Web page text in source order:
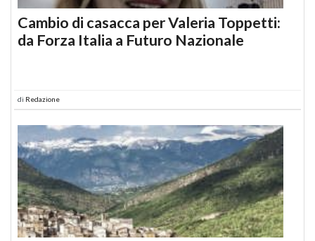
Cambio di casacca per Valeria Toppetti:
da Forza Italia a Futuro Nazionale
di Redazione